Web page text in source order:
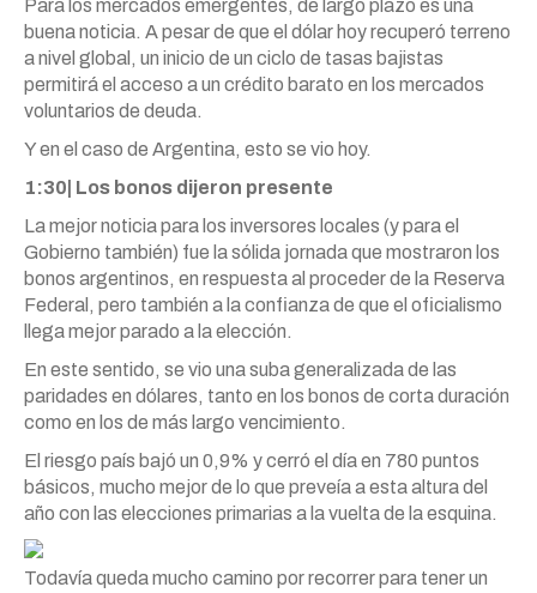
Para los mercados emergentes, de largo plazo es una
buena noticia. A pesar de que el dólar hoy recuperó terreno
a nivel global, un inicio de un ciclo de tasas bajistas
permitirá el acceso a un crédito barato en los mercados
voluntarios de deuda.
Y en el caso de Argentina, esto se vio hoy.
1:30| Los bonos dijeron presente
La mejor noticia para los inversores locales (y para el
Gobierno también) fue la sólida jornada que mostraron los
bonos argentinos, en respuesta al proceder de la Reserva
Federal, pero también a la confianza de que el oficialismo
llega mejor parado a la elección.
En este sentido, se vio una suba generalizada de las
paridades en dólares, tanto en los bonos de corta duración
como en los de más largo vencimiento.
El riesgo país bajó un 0,9% y cerró el día en 780 puntos
básicos, mucho mejor de lo que preveía a esta altura del
año con las elecciones primarias a la vuelta de la esquina.
Todavía queda mucho camino por recorrer para tener un